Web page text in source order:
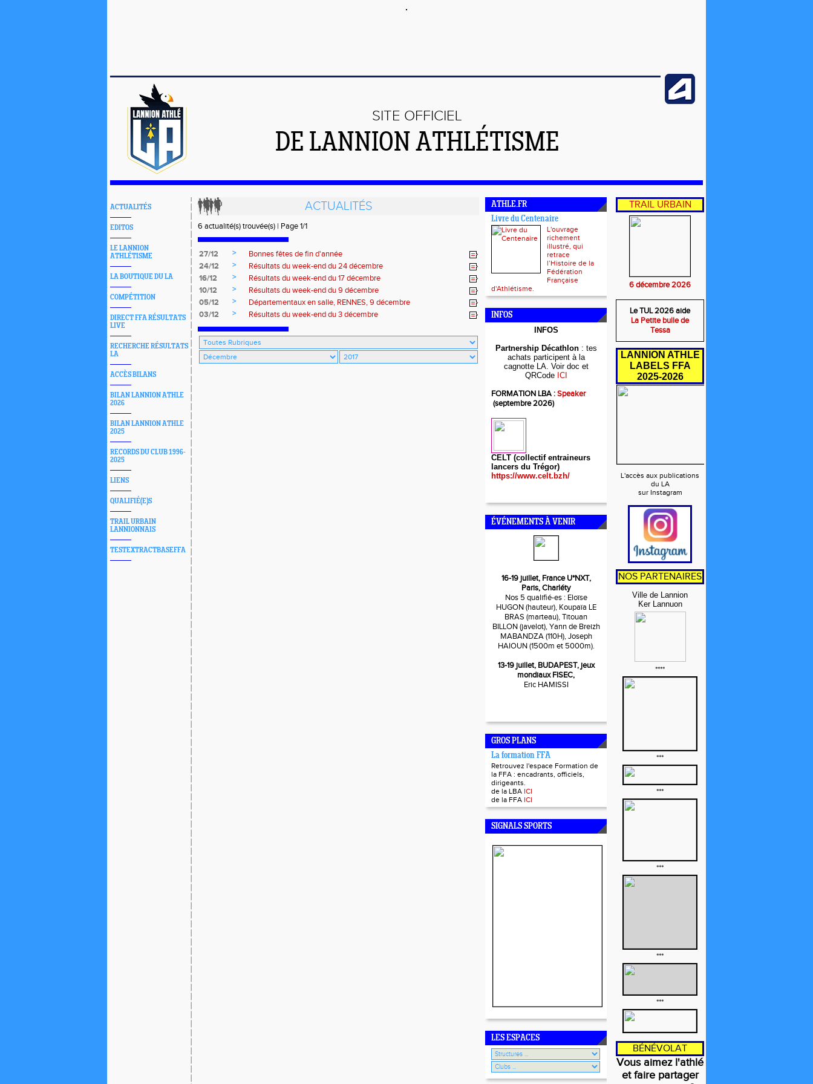
SITE OFFICIEL
DE LANNION ATHLÉTISME
ACTUALITÉS
EDITOS
LE LANNION
ATHLÉTISME
LA BOUTIQUE DU LA
COMPÉTITION
DIRECT FFA RÉSULTATS
LIVE
RECHERCHE RÉSULTATS
LA
ACCÈS BILANS
BILAN LANNION ATHLE
2026
BILAN LANNION ATHLE
2025
RECORDS DU CLUB 1996-
2025
LIENS
QUALIFIÉ(E)S
TRAIL URBAIN
LANNIONNAIS
TESTEXTRACTBASEFFA
ACTUALITÉS
6 actualité(s) trouvée(s) | Page 1/1
27/12 >
Bonnes fêtes de fin d'année
24/12
>
Résultats du week-end du 24 décembre
16/12
>
Résultats du week-end du 17 décembre
10/12
>
Résultats du week-end du 9 décembre
05/12
>
Départementaux en salle, RENNES, 9 décembre
03/12
> Résultats du week-end du 3 décembre
ATHLE.FR
Livre du Centenaire
L'ouvrage
richement
illustré, qui
retrace
l’Histoire de la
Fédération
Française
d'Athlétisme.
INFOS
INFOS
Partnership Décathlon : tes
achats participent à la
cagnotte LA. Voir doc et
QRCode ICI
FORMATION LBA :Speaker
(septembre 2026)
CELT (collectif entraineurs
lancers du Trégor)
https://www.celt.bzh/
ÉVÉNEMENTS À VENIR
16-19 juillet, France U*NXT,
Paris, Charléty
Nos 5 qualifié-es : Eloïse
HUGON (hauteur), Koupaïa LE
BRAS (marteau), Titouan
BILLON (javelot), Yann de Breizh
MABANDZA (110H), Joseph
HAIOUN (1500m et 5000m).
13-19 juillet, BUDAPEST, jeux
mondiaux FISEC,
Eric HAMISSI
GROS PLANS
La formation FFA
Retrouvez l'espace Formation de
la FFA : encadrants, officiels,
dirigeants.
de la LBA ICI
de la FFA ICI
SIGNALS SPORTS
LES ESPACES
TRAIL URBAIN
6 décembre 2026
Le TUL 2026 aide
La Petite bulle de
Tessa
LANNION ATHLE
LABELS FFA
2025-2026
L'accès aux publications
du LA
sur Instagram
NOS PARTENAIRES
Ville de Lannion
Ker Lannuon
****
***
***
***
***
***
BÉNÉVOLAT
Vous aimez l'athlé
et faire partager